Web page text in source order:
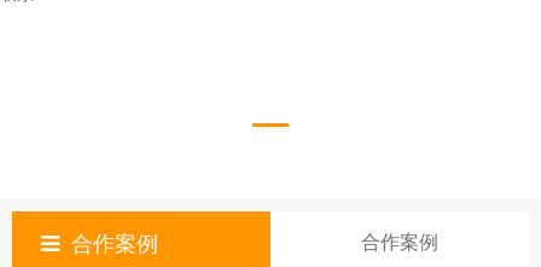
合作案例 合作案例